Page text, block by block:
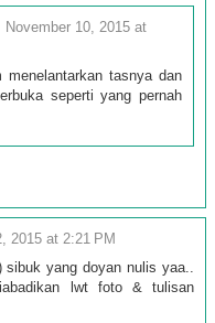
November 10, 2015 at
menelantarkan tasnya dan
seperti yang pernah
2015 at 2:21 PM
yang doyan nulis yaa..
lwt foto & tulisan